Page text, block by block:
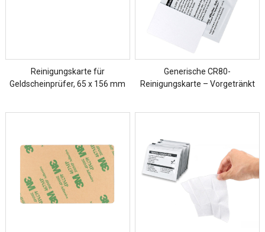
Reinigungskarte für
Geldscheinprüfer, 65 x 156 mm
Generische CR80-
Reinigungskarte – Vorgetränkt